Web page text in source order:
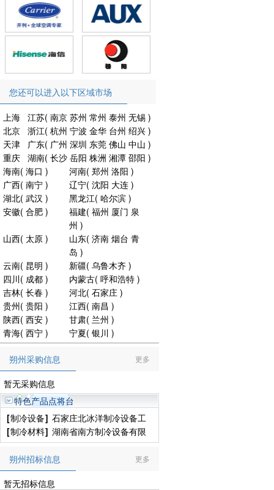
您还可以进入以下区域市场
上海 江苏( 南京 苏州 常州 泰州 无锡 )
北京 浙江( 杭州 宁波 金华 台州 绍兴 )
天津
广东( 广州 深圳 东莞 佛山 中山 )
重庆 湖南( 长沙 岳阳 株洲 湘潭 邵阳 )
海南( 海口 ) 河南( 郑州 洛阳 )
广西( 南宁 ) 辽宁( 沈阳 大连 )
湖北( 武汉 ) 黑龙江( 哈尔滨 )
安徽( 合肥 ) 福建( 福州 厦门 泉
州 )
山西( 太原 ) 山东( 济南 烟台 青
岛 )
云南( 昆明 ) 新疆( 乌鲁木齐 )
四川( 成都 ) 内蒙古( 呼和浩特 )
吉林( 长春 ) 河北( 石家庄 )
贵州( 贵阳 ) 江西( 南昌 )
陕西( 西安 ) 甘肃( 兰州 )
青海( 西宁 ) 宁夏( 银川 )
更多
朔州采购信息
暂无采购信息
特色产品点将台
[制冷设备] 石家庄北冰洋制冷设备工
程有限公司
[制冷材料] 湖南省南方制冷设备有限
公司
更多
朔州招标信息
暂无招标信息